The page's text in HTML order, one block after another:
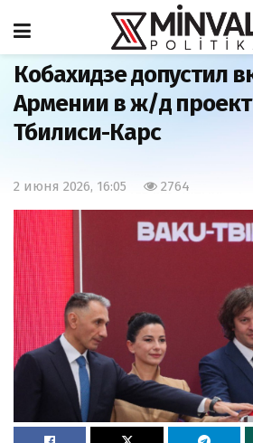
Главная Экономика
Кобахидзе допустил
Армении в ж/д
Тбилиси-Карс
2 июня 2026, 16:05 2764